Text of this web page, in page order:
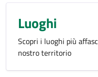
Luoghi
Scopri i luoghi più
nostro territorio